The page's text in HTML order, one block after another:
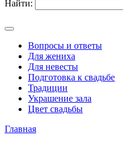
Найти:
Вопросы и ответы
Для жениха
Для невесты
Подготовка к свадьбе
Традиции
Украшение зала
Цвет свадьбы
Главная